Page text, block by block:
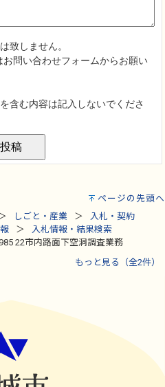
ページの先頭へ
しごと・産業
入札・契約
入札情報・結果検索
22市内路面下空洞調査業務
もっと見る（全2件）